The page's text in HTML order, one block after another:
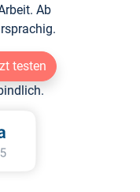
Ab
testen